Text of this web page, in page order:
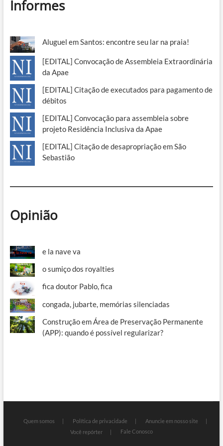
Informes
Aluguel em Santos: encontre seu lar na praia!
[EDITAL] Convocação de Assembleia Extraordinária
da Apae
[EDITAL] Citação de executados para pagamento de
débitos
[EDITAL] Convocação para assembleia sobre
projeto Residência Inclusiva da Apae
[EDITAL] Citação de desapropriação em São
Sebastião
Opinião
e la nave va
o sumiço dos royalties
fica doutor Pablo, fica
congada, jubarte, memórias silenciadas
Construção em Área de Preservação Permanente
(APP): quando é possível regularizar?
Quem somos Política de privacidade
Anuncie em nosso site
Você repórter
Fale Conosco